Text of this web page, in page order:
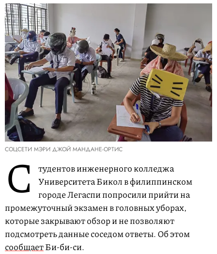
СОЦСЕТИ МЭРИ ДЖОЙ МАНДАНЕ-ОРТИС
С
тудентов инженерного колледжа
Университета Бикол в филиппинском
городе Легаспи попросили прийти на
промежуточный экзамен в головных уборах,
которые закрывают обзор и не позволяют
подсмотреть данные соседом ответы. Об этом
сообщаетБи-би-си.